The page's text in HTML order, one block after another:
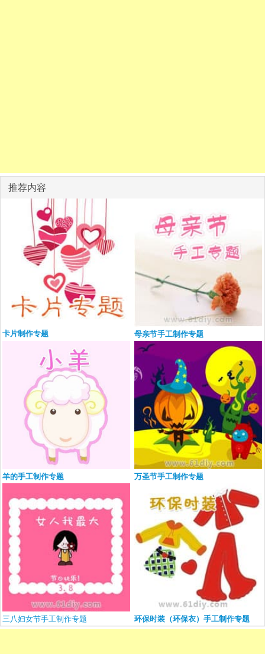
推荐内容
卡片制作专题 母亲节手工制作专题
羊的手工制作专题 万圣节手工制作专题
三八妇女节手工制作专题 环保时装（环保衣）手工制作专题